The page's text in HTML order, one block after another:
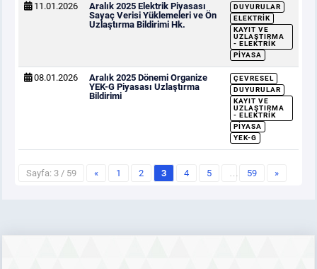
11.01.2026
Aralık 2025 Elektrik Piyasası
Sayaç Verisi Yüklemeleri ve Ön
Uzlaştırma Bildirimi Hk.
DUYURULAR
ELEKTRIK
KAYIT VE
UZLAŞTIRMA
- ELEKTRIK
PIYASA
08.01.2026
Aralık 2025 Dönemi Organize
YEK-G Piyasası Uzlaştırma
Bildirimi
ÇEVRESEL
DUYURULAR
KAYIT VE
UZLAŞTIRMA
- ELEKTRIK
PIYASA
YEK-G
Sayfa: 3 / 59 « 1 2 3 4 5 … 59 »